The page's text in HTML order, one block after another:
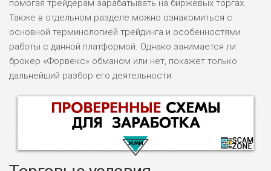
помогая трейдерам зарабатывать на биржевых торгах.
Также в отдельном разделе можно ознакомиться с
основной терминологией трейдинга и особенностями
работы с данной платформой. Однако занимается ли
брокер «Форвекс» обманом или нет, покажет только
дальнейший разбор его деятельности.